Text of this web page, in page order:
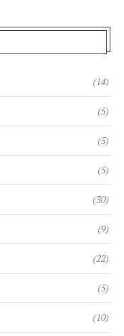
(14)
(5)
(5)
(5)
(30)
(9)
(22)
(5)
(10)